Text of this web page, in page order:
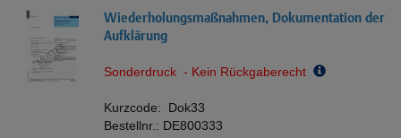
Wiederholungsmaßnahmen, Dokumentation der
Aufklärung
Sonderdruck - Kein Rückgaberecht
Kurzcode: Dok33
Bestellnr.: DE800333